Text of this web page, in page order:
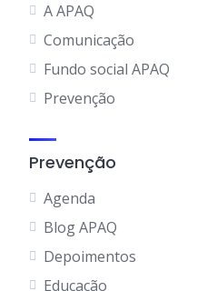
A APAQ
Comunicação
Fundo social APAQ
Prevenção
Prevenção
Agenda
Blog APAQ
Depoimentos
Educação